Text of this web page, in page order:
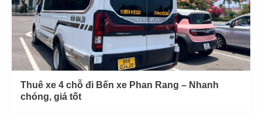
Thuê xe 4 chỗ đi Bến xe Phan Rang – Nhanh
chóng, giá tốt